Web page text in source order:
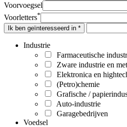
Voorvoegsel
Voorletters*
Ik ben geïnteresseerd in *
Industrie
Farmaceutische
Zware industrie en
Elektronica en
(Petro)chemie
Grafische /
Auto-industrie
Garagebedrijven
Voedsel